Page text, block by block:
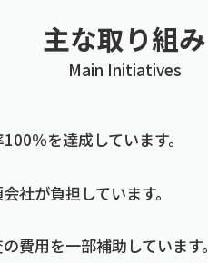
主な取り組み
Main Initiatives
％を達成しています。
社が負担しています。
費用を一部補助しています。